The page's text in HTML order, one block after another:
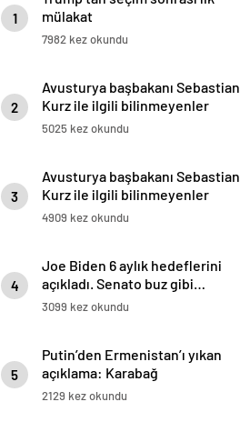
1
mülakat
7982 kez okundu
2
Avusturya başbakanı Sebastian
Kurz ile ilgili bilinmeyenler
5025 kez okundu
3
Avusturya başbakanı Sebastian
Kurz ile ilgili bilinmeyenler
4909 kez okundu
4
Joe Biden 6 aylık hedeflerini
açıkladı. Senato buz gibi…
3099 kez okundu
5
Putin’den Ermenistan’ı yıkan
açıklama: Karabağ
Azerbaycan’ın ayrılmaz bir
2129 kez okundu